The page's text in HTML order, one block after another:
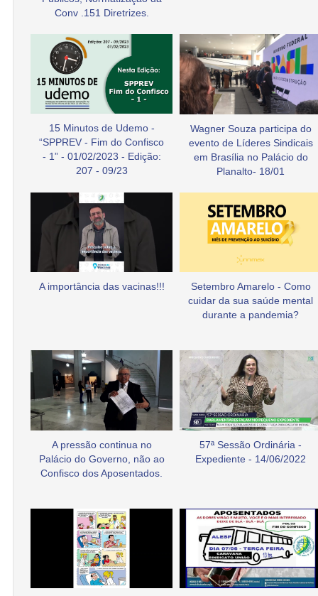
Conv .151 Diretrizes.
15 Minutos de Udemo -
“SPPREV - Fim do Confisco
- 1” - 01/02/2023 - Edição:
207 - 09/23
Wagner Souza participa do
evento de Líderes Sindicais
em Brasília no Palácio do
Planalto- 18/01
A importância das vacinas!!!
Setembro Amarelo - Como
cuidar da sua saúde mental
durante a pandemia?
A pressão continua no
Palácio do Governo, não ao
Confisco dos Aposentados.
57ª Sessão Ordinária -
Expediente - 14/06/2022